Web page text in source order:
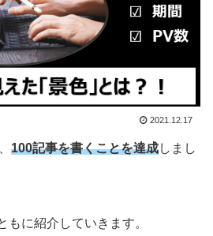
2021.12.17
100記事を書くことを達成しまし
もに紹介していきます。